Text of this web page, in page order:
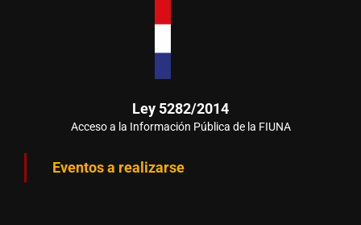
Ley 5282/2014
Acceso a la Información Pública de la FIUNA
Eventos a realizarse